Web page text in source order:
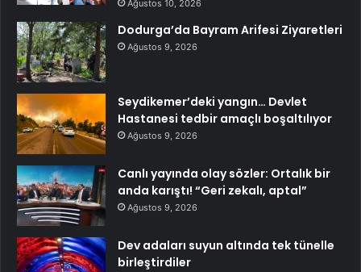
Ağustos 10, 2026
Dodurga’da Bayram Arifesi Ziyaretleri
Ağustos 9, 2026
Seydikemer’deki yangın… Devlet
Hastanesi tedbir amaçlı boşaltılıyor
Ağustos 9, 2026
Canlı yayında olay sözler: Ortalık bir
anda karıştı! “Geri zekalı, aptal”
Ağustos 9, 2026
Dev adaları suyun altında tek tünelle
birleştirdiler